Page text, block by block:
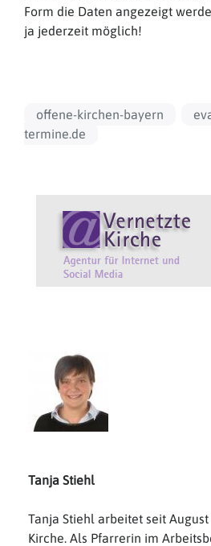
Form die Daten angezeigt
ja jederzeit möglich!
offene-kirchen-bayern
termine.de
Tanja Stiehl
Tanja Stiehl arbeitet seit
Kirche. Als Pfarrerin im